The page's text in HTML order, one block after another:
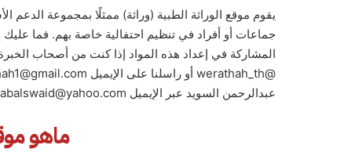
يقوم موقع الوراثة الطبية (وراثة) ممثلًا بمجموعة الدعم
جماعات أو أفراد في تنظيم احتفالية خاصة بهم. فما
المشاركة في إعداد هذه المواد إذا كنت من أصحاب
عبدالرحمن السويد عبر الإيميل abalswaid@yahoo.com
ماهو